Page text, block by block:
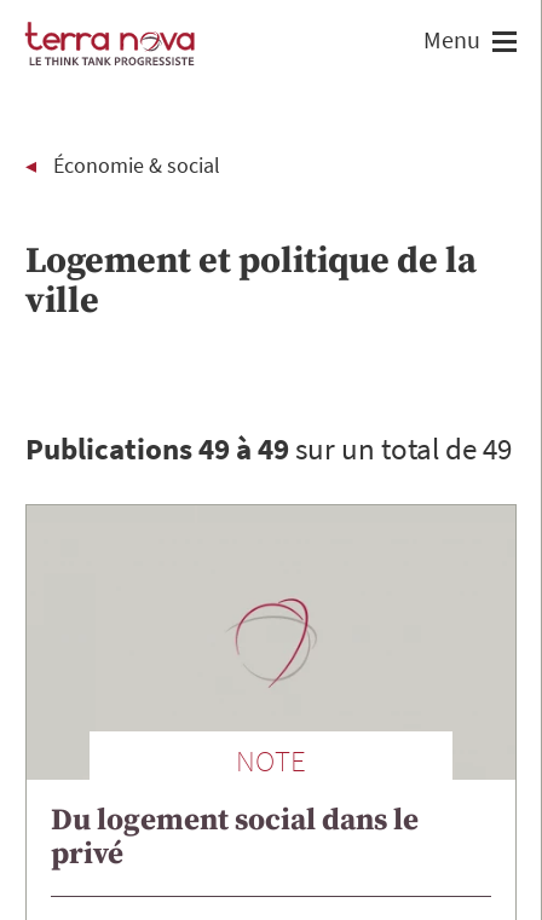
Économie & social
Logement et politique de la
ville
Publications 49 à 49sur un total de 49
NOTE
Du logement social dans le
privé